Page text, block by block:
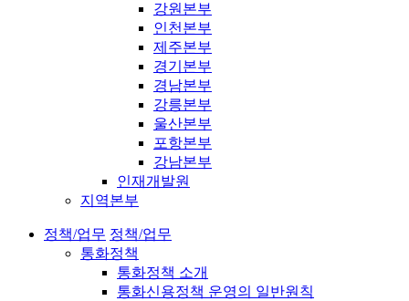
강원본부
인천본부
제주본부
경기본부
경남본부
강릉본부
울산본부
포항본부
강남본부
인재개발원
지역본부
정책/업무 정책/업무
통화정책
통화정책 소개
통화신용정책 운영의 일반원칙